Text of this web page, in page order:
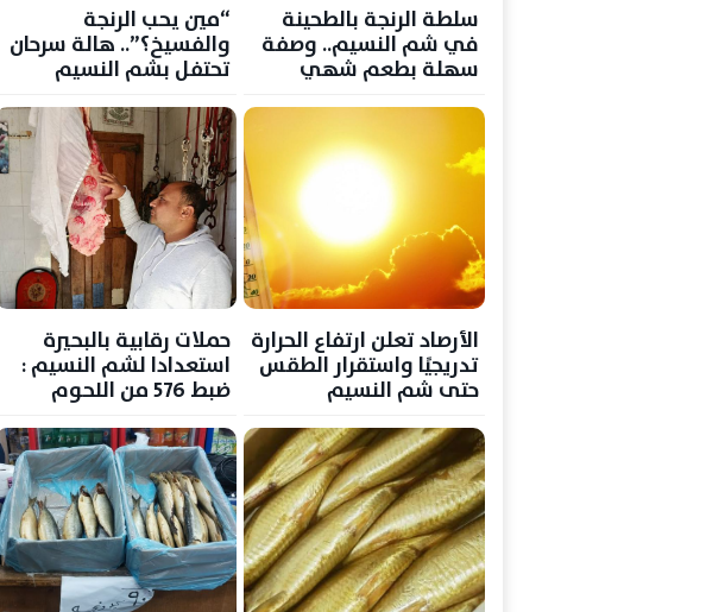
سلطة الرنجة بالطحينة
في شم النسيم.. وصفة
سهلة بطعم شهي
“مين يحب الرنجة
والفسيخ؟”.. هالة سرحان
تحتفل بشم النسيم
الأرصاد تعلن ارتفاع الحرارة
تدريجيًا واستقرار الطقس
حتى شم النسيم
حملات رقابية بالبحيرة
استعدادا لشم النسيم :
ضبط 576 من اللحوم
صالحة للاستهلاك الآدمي